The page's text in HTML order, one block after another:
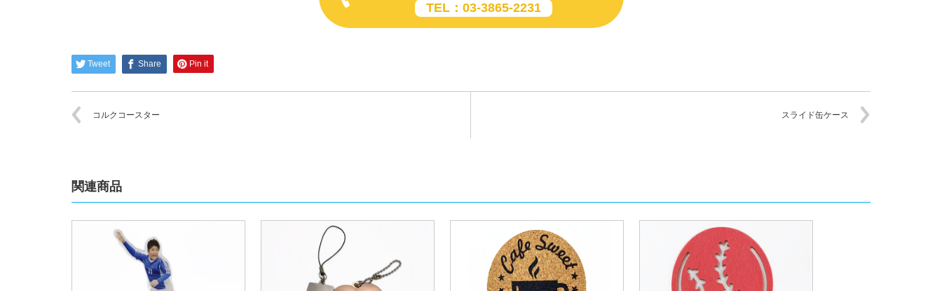
TEL：03-3865-2231
Tweet Share Pin it
コルクコースター スライド缶ケース
関連商品